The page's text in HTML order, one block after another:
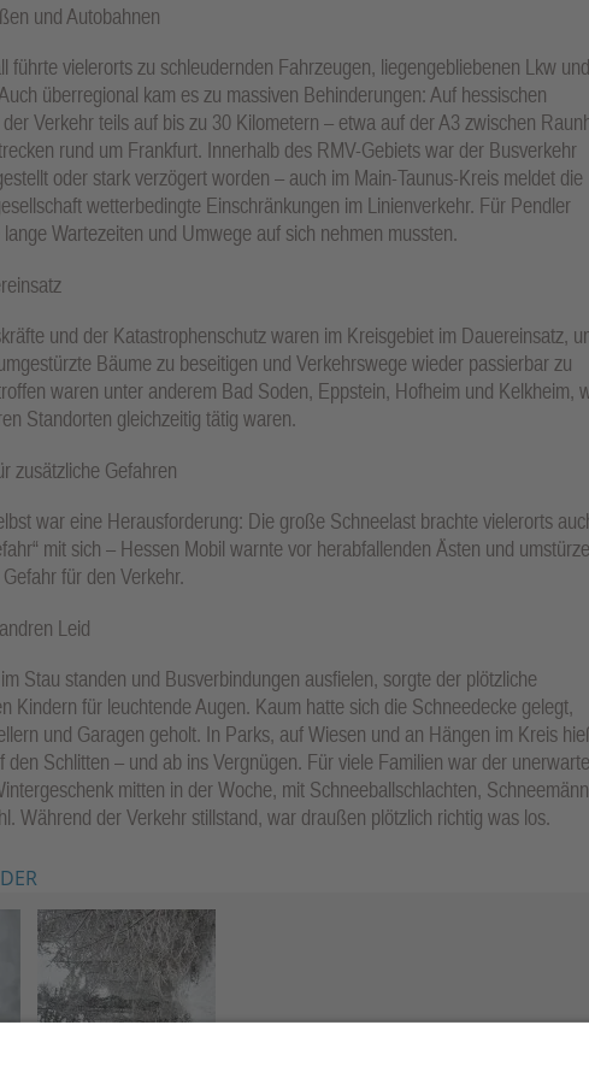
und Autobahnen
führte vielerorts zu schleudernden Fahrzeugen, liegengebliebenen Lkw und
überregional kam es zu massiven Behinderungen: Auf hessischen
Verkehr teils auf bis zu 30 Kilometern – etwa auf der A3 zwischen
rund um Frankfurt. Innerhalb des RMV-Gebiets war der Busverkehr
oder stark verzögert worden – auch im Main-Taunus-Kreis meldet die
wetterbedingte Einschränkungen im Linienverkehr. Für Pendler
Wartezeiten und Umwege auf sich nehmen mussten.
und der Katastrophenschutz waren im Kreisgebiet im Dauereinsatz,
Bäume zu beseitigen und Verkehrswege wieder passierbar zu
waren unter anderem Bad Soden, Eppstein, Hofheim und Kelkheim,
Standorten gleichzeitig tätig waren.
zusätzliche Gefahren
war eine Herausforderung: Die große Schneelast brachte vielerorts
mit sich – Hessen Mobil warnte vor herabfallenden Ästen und
für den Verkehr.
Leid
Stau standen und Busverbindungen ausfielen, sorgte der plötzliche
Kindern für leuchtende Augen. Kaum hatte sich die Schneedecke gelegt,
und Garagen geholt. In Parks, auf Wiesen und an Hängen im Kreis
den Schlitten – und ab ins Vergnügen. Für viele Familien war der
mitten in der Woche, mit Schneeballschlachten,
Während der Verkehr stillstand, war draußen plötzlich richtig was los.